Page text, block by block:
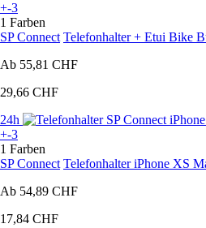
+-3
1 Farben
SP Connect Telefonhalter + Etui Bike
Ab 55,81 CHF
29,66 CHF
24h
+-3
1 Farben
SP Connect Telefonhalter iPhone XS
Ab 54,89 CHF
17,84 CHF